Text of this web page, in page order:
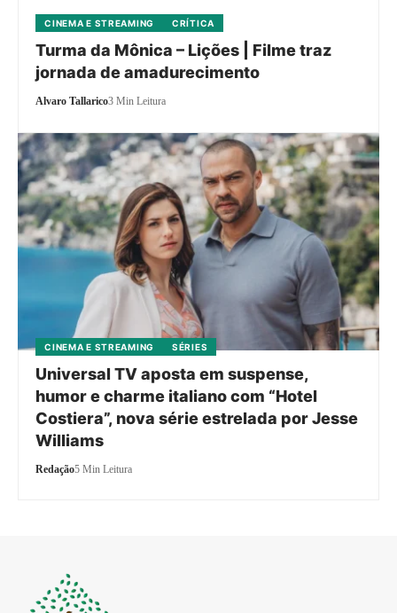
CINEMA E STREAMING CRÍTICA
Turma da Mônica – Lições | Filme traz
jornada de amadurecimento
Alvaro Tallarico3 Min Leitura
CINEMA E STREAMING SÉRIES
Universal TV aposta em suspense,
humor e charme italiano com “Hotel
Costiera”, nova série estrelada por Jesse
Williams
Redação5 Min Leitura